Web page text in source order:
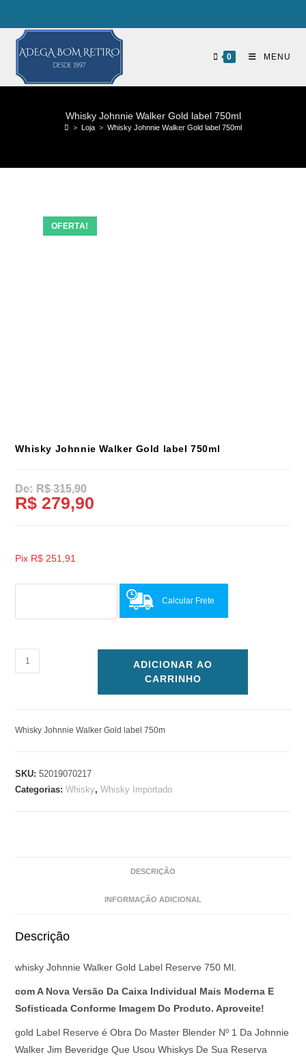
0 MENU
Whisky Johnnie Walker Gold label 750ml
> Loja > Whisky Johnnie Walker Gold label 750ml
OFERTA!
Whisky Johnnie Walker Gold label 750ml
R$315,90
R$ 279,90
Pix R$ 251,91
Calcular Frete
ADICIONAR AO
CARRINHO
Whisky Johnnie Walker Gold label 750m
SKU:52019070217
Categorias:Whisky,Whisky Importado
DESCRIÇÃO
INFORMAÇÃO ADICIONAL
Descrição
whisky Johnnie Walker Gold Label Reserve 750 Ml.
com A Nova Versão Da Caixa Individual Mais Moderna E
Sofisticada Conforme Imagem Do Produto. Aproveite!
gold Label Reserve é Obra Do Master Blender Nº 1 Da Johnnie
Walker Jim Beveridge Que Usou Whiskys De Sua Reserva